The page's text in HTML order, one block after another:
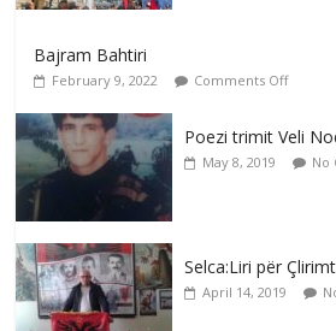
Bajram Bahtiri
February 9, 2022 Comments Off
Poezi trimit Veli
May 8, 2019 No
Selca:Liri për
April 14, 2019